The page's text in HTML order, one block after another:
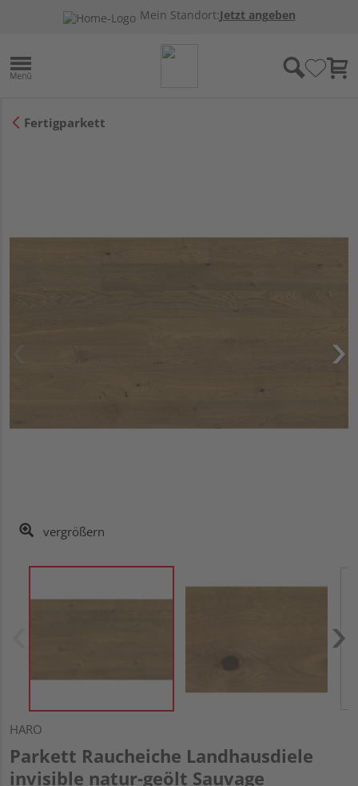
Mein Standort:Jetzt angeben
Fertigparkett
vergrößern
HARO
Parkett Raucheiche Landhausdiele
invisible natur-geölt Sauvage